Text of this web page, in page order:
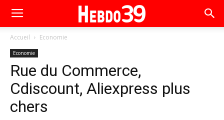
Accueil Economie
Economie
Rue du Commerce,
Cdiscount, Aliexpress plus
chers